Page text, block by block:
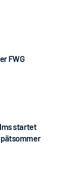
FWG
startet